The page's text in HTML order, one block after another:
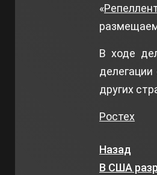
«
В ходе
делегации
других
Ростех
Назад
В США